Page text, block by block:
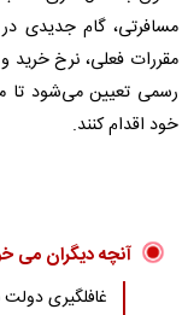
مسافرتی، گام جدیدی
مقررات فعلی، نرخ خرید
رسمی تعیین می‌شود تا
خود اقدام کنند.
آنچه دیگران می